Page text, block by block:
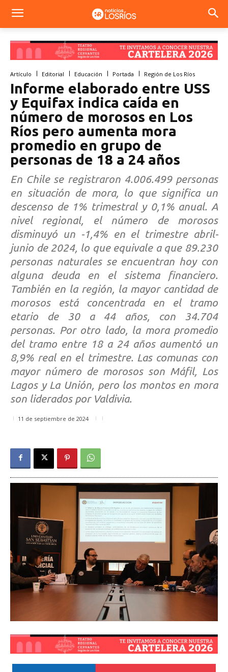
Artículo Editorial Educación Portada Región de Los Ríos
Informe elaborado entre USS
y Equifax indica caída en
número de morosos en Los
Ríos pero aumenta mora
promedio en grupo de
personas de 18 a 24 años
En Chile se registraron 4.006.499 personas
en situación de mora, lo que significa un
descenso de 1% trimestral y 0,1% anual. A
nivel regional, el número de morosos
disminuyó un -1,4% en el trimestre abril-
junio de 2024, lo que equivale a que 89.230
personas naturales se encuentran hoy con
alguna deuda en el sistema financiero.
También en la región, la mayor cantidad de
morosos está concentrada en el tramo
etario de 30 a 44 años, con 34.704
personas. Por otro lado, la mora promedio
del tramo entre 18 a 24 años aumentó un
8,9% real en el trimestre. Las comunas con
mayor número de morosos son Máfil, Los
Lagos y La Unión, pero los montos en mora
son liderados por Valdivia.
11 de septiembre de 2024